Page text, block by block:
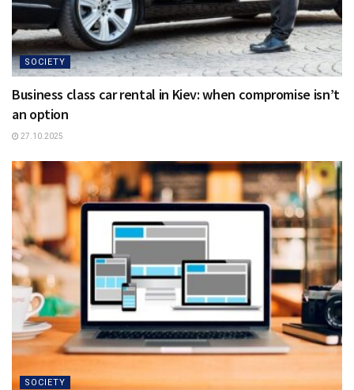
SOCIETY
Business class car rental in Kiev: when compromise isn’t
an option
27.10.2025
SOCIETY